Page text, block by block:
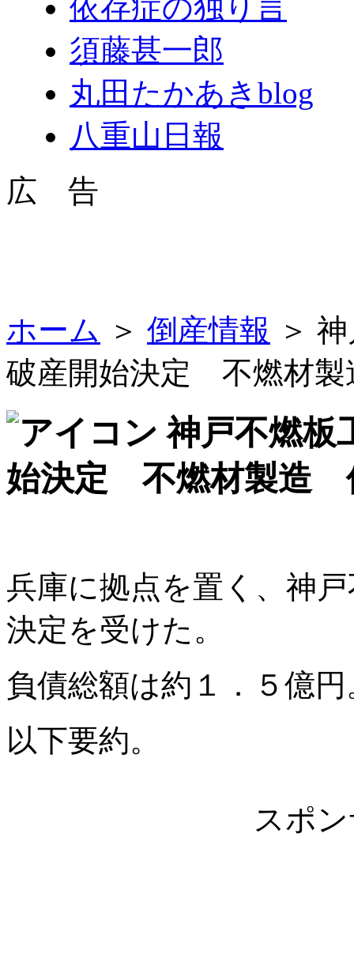
依存症の独り言
須藤甚一郎
丸田たかあきblog
八重山日報
広 告
ホーム ＞ 倒産情報 ＞
破産開始決定 不燃材
神戸不燃板
始決定 不燃材製造
兵庫に拠点を置く、神
決定を受けた。
負債総額は約１．５億円
以下要約。
スポ